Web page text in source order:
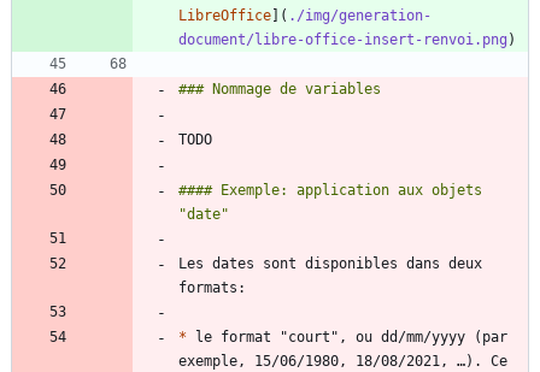
LibreOffice ]( ./img/generation-
document/libre-office-insert-renvoi.png
#### Exemple: application aux objets
Les dates sont disponibles dans deux
* le format "court", ou dd/mm/yyyy (par
exemple, 15/06/1980, 18/08/2021, …). Ce